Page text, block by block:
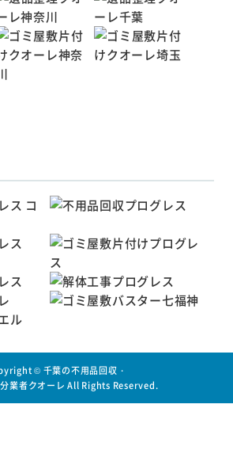
© 千葉の不用品回収・
業者クオーレ All Rights Reserved.